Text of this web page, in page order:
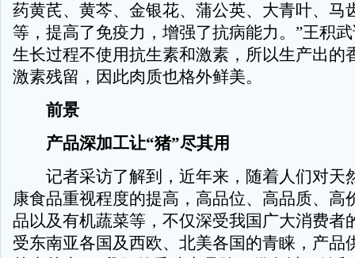
药黄芪、黄芩、金银花、蒲公英、大青叶、马
等，提高了免疫力，增强了抗病能力。”王积
生长过程不使用抗生素和激素，所以生产出的
激素残留，因此肉质也格外鲜美。
前景
产品深加工让“猪”尽其用
记者采访了解到，近年来，随着人们对天
康食品重视程度的提高，高品位、高品质、高
品以及有机蔬菜等，不仅深受我国广大消费者
受东南亚各国及西欧、北美各国的青睐，产品